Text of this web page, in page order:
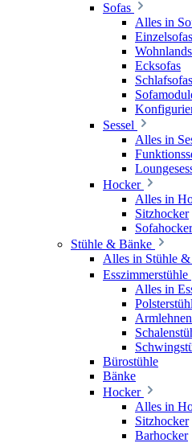
Sofas
Alles in
Einzelsofas
Ecksofas
Schlafsofas
Sessel
Alles in
Hocker
Alles in
Sitzhocker
Sofahocker
Stühle & Bänke
Alles in Stühle
Esszimmerstühle
Alles in
Bürostühle
Bänke
Hocker
Alles in
Sitzhocker
Barhocker